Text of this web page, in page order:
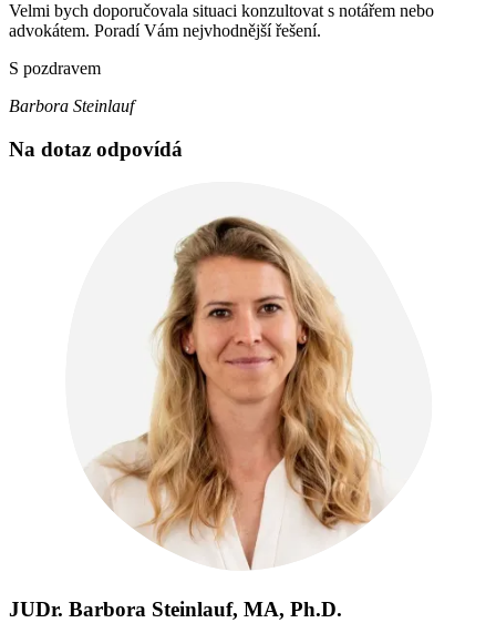
Velmi bych doporučovala situaci konzultovat s notářem nebo
advokátem. Poradí Vám nejvhodnější řešení.
S pozdravem
Barbora Steinlauf
Na dotaz odpovídá
JUDr. Barbora Steinlauf, MA, Ph.D.